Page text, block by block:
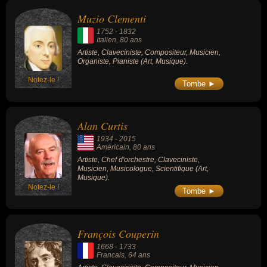
Notez-le !
Muzio Clementi
1752 - 1832
Italien , 80 ans
Artiste, Claveciniste, Compositeur, Musicien,
Organiste, Pianiste (Art, Musique).
Tombe ►
Notez-le !
Alan Curtis
1934 - 2015
Américain, 80 ans
Artiste, Chef d'orchestre, Claveciniste,
Musicien, Musicologue, Scientifique (Art,
Musique).
Tombe ►
François Couperin
1668 - 1733
Francais , 64 ans